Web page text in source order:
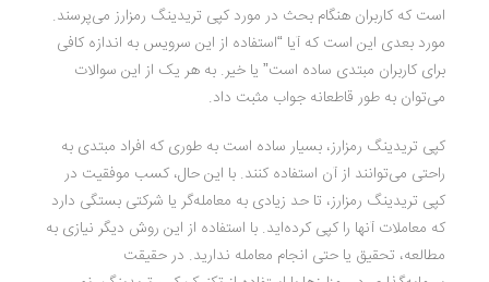
است که کاربران هنگام بحث در مورد کپی تریدینگ رمزارز می‌پرسند.
مورد بعدی این است که آیا “استفاده از این سرویس به اندازه کافی
برای کاربران مبتدی ساده است” یا خیر. به هر یک از این سوالات
می‌توان به طور قاطعانه جواب مثبت داد.
کپی تریدینگ رمزارز، بسیار ساده است به طوری که افراد مبتدی به
راحتی می‌توانند از آن استفاده کنند. با این حال، کسب موفقیت در
کپی تریدینگ رمزارز، تا حد زیادی به معامله‌گر یا شرکتی بستگی دارد
که معاملات آنها را کپی کرده‌اید. با استفاده از این روش دیگر نیازی به
مطالعه، تحقیق یا حتی انجام معامله ندارید. در حقیقت